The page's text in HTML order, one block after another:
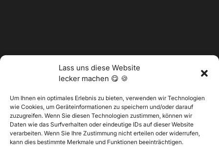
Lass uns diese Website
lecker machen 😋 🍪
Um Ihnen ein optimales Erlebnis zu bieten, verwenden wir Technologien
wie Cookies, um Geräteinformationen zu speichern und/oder darauf
zuzugreifen. Wenn Sie diesen Technologien zustimmen, können wir
Daten wie das Surfverhalten oder eindeutige IDs auf dieser Website
verarbeiten. Wenn Sie Ihre Zustimmung nicht erteilen oder widerrufen,
kann dies bestimmte Merkmale und Funktionen beeinträchtigen.
@2025 Vertitech. Alle Rechte vorbehalten.